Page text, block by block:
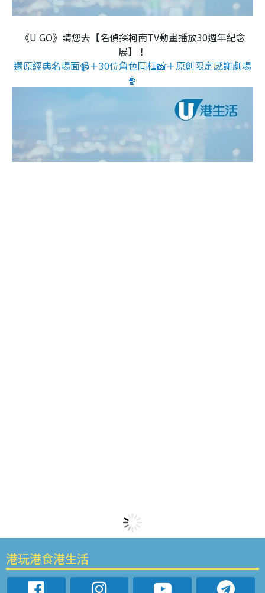
《U GO》請您去【名偵探柯南TV動畫播放30週年紀念
展】！
還原經典名場面📹＋30位角色同框📸＋原創限定感謝劇場
🍿
港玩港食港生活